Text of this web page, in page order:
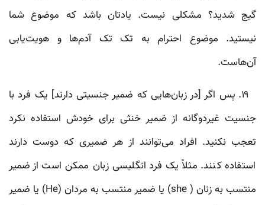
گیج شدید؟ مشکلی نیست. یادتان باشد که موضوع شما
نیستید. موضوع احترام به تک تک آدم‌ها و هویت‌یابی
آن‌هاست.
۱۹. پس اگر [در زبان‌هایی که ضمیر جنسیتی دارند] یک فرد با
جنسیت غیردوگانه از ضمیر خنثی برای خودش استفاده نکرد
تعجب نکنید. افراد می‌توانند از هر ضمیری که دوست دارند
استفاده کنند. مثلاً یک فرد انگلیسی زبان ممکن است از ضمیر
منتسب به زنان ( she) یا ضمیر منتسب به مردان (He) یا ضمیر